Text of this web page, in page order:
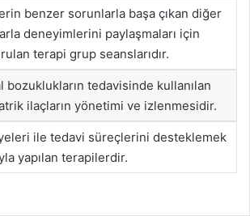
benzer sorunlarla başa çıkan diğer
deneyimlerini paylaşmaları için
terapi grup seanslarıdır.
bozuklukların tedavisinde kullanılan
ilaçların yönetimi ve izlenmesidir.
ile tedavi süreçlerini desteklemek
yapılan terapilerdir.